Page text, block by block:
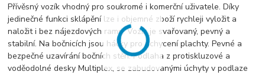
Přívěsný vozík vhodný pro soukromé i komerční uživatele. Díky
jedinečné funkci sklápění lze i objemné zboží rychleji vyložit a
naložit i bez nájezdových ramp. Vozík je svařovaný, pevný a
stabilní. Na bočnicích jsou háčky pro uchycení plachty. Pevné a
bezpečné uzavírání bočních stěn. Podlaha z protiskluzové a
voděodolné desky Multiplex, se zabudovanými úchyty v podlaze